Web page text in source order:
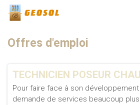
Offres d'emploi
TECHNICIEN POSEUR
Pour faire face à son
demande de services beaucoup